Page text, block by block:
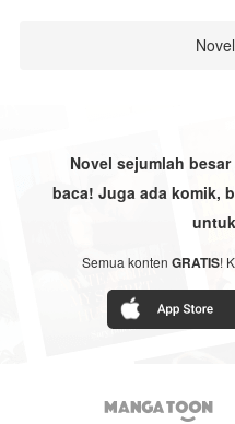
Novel sejumlah
baca! Juga ada komik,
Semua konten GRATIS!
